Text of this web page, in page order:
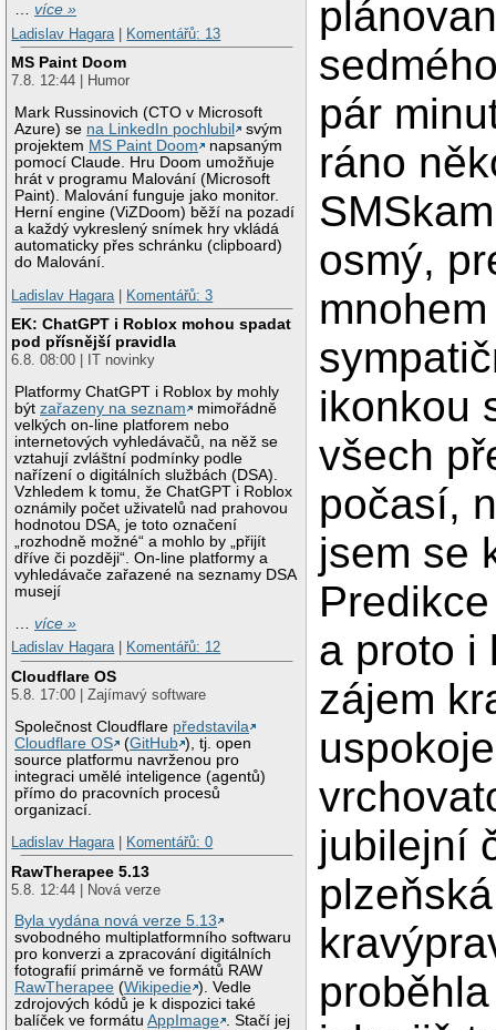
…více »
Ladislav Hagara
Komentářů: 13
MS Paint Doom
7.8. 12:44 | Humor
Mark Russinovich (CTO v Microsoft
Azure) se na LinkedIn pochlubil
svým
projektem MS Paint Doom
napsaným
pomocí Claude. Hru Doom umožňuje
hrát v programu Malování (Microsoft
Paint). Malování funguje jako monitor.
Herní engine (ViZDoom) běží na pozadí
a každý vykreslený snímek hry vkládá
automaticky přes schránku (clipboard)
do Malování.
Ladislav Hagara
Komentářů: 3
EK: ChatGPT i Roblox mohou spadat
pod přísnější pravidla
6.8. 08:00 | IT novinky
Platformy ChatGPT i Roblox by mohly
býtzařazeny na seznam
mimořádně
velkých on-line platforem nebo
internetových vyhledávačů, na něž se
vztahují zvláštní podmínky podle
nařízení o digitálních službách (DSA).
Vzhledem k tomu, že ChatGPT i Roblox
oznámily počet uživatelů nad prahovou
hodnotou DSA, je toto označení
„rozhodně možné“ a mohlo by „přijít
dříve či později“. On-line platformy a
vyhledávače zařazené na seznamy DSA
musejí
…více »
Ladislav Hagara| Komentářů: 12
Cloudflare OS
5.8. 17:00 | Zajímavý software
Společnost Cloudflare představila
Cloudflare OS
(GitHub ), tj. open
source platformu navrženou pro
integraci umělé inteligence (agentů)
přímo do pracovních procesů
organizací.
Ladislav Hagara| Komentářů: 0
RawTherapee 5.13
5.8. 12:44 | Nová verze
Byla vydána nová verze 5.13
svobodného multiplatformního softwaru
pro konverzi a zpracování digitálních
fotografií primárně ve formátů RAW
RawTherapee (Wikipedie ). Vedle
zdrojových kódů je k dispozici také
balíček ve formátuAppImage . Stačí jej
pár
ráno
osmý,
mnohem
ikonkou
všech
počasí,
jsem se
a proto i
zájem
jubilejní
plzeňská